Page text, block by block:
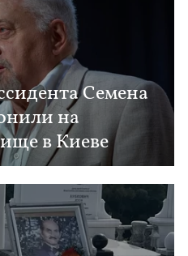
Семена
на
в Киеве